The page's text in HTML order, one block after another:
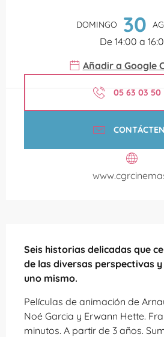
DOMINGO 30
De 14:00 a
Añadir a Google
05 63 03 50
Seis historias delicadas que
de las diversas perspectivas
uno mismo.
Películas de animación de
Noé Garcia y Erwann Hette.
minutos. A partir de 3 años.